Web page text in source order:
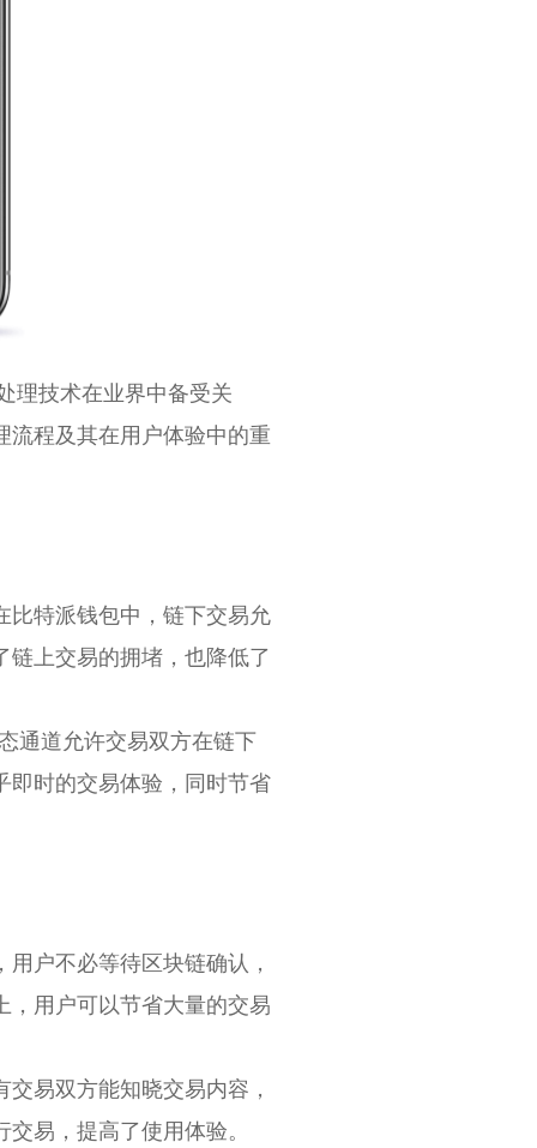
理技术在业界中备受关
程及其在用户体验中的重
比特派钱包中，链下交易允
上交易的拥堵，也降低了
通道允许交易双方在链下
即时的交易体验，同时节省
户不必等待区块链确认，
用户可以节省大量的交易
易双方能知晓交易内容，
易，提高了使用体验。